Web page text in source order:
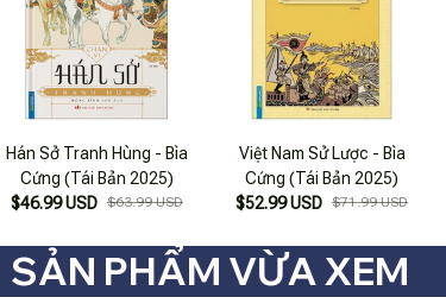
Hán Sở Tranh Hùng - Bìa
Cứng (Tái Bản 2025)
$46.99 USD $63.99 USD
Việt Nam Sử Lược - Bìa
Cứng (Tái Bản 2025)
$52.99 USD $71.99 USD
SẢN PHẨM VỪA XEM